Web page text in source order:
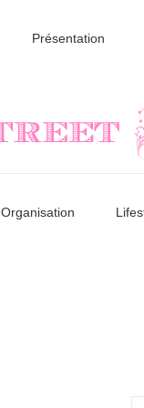
Présentation
Organisation